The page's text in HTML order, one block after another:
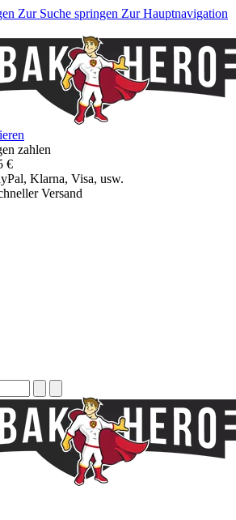
Zur Suche springen Zur Hauptnavigation
zahlen
€
Klarna, Visa, usw.
Versand